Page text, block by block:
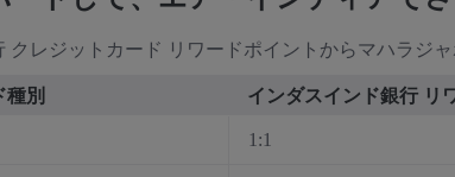
クレジットカード リワードポイントからマハラジ
種別 インダスインド銀行 リ
1:1